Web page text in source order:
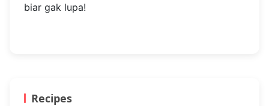
biar gak lupa!
Recipes